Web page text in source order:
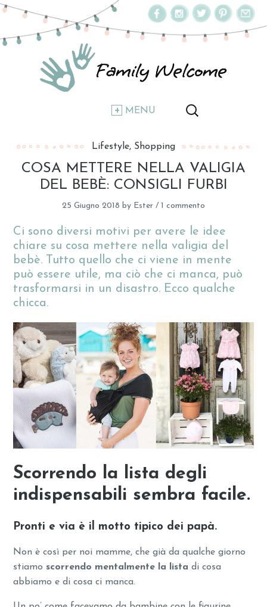
MENU
Lifestyle Shopping
COSA METTERE NELLA VALIGIA
DEL BEBÈ: CONSIGLI FURBI
25 Giugno 2018 by Ester / 1 commento
Ci sono diversi motivi per avere le idee
chiare su cosa mettere nella valigia del
bebè. Tutto quello che ci viene in mente
può essere utile, ma ciò che ci manca, può
trasformarsi in un disastro. Ecco qualche
chicca.
Scorrendo la lista degli
indispensabili sembra facile.
Pronti e via è il motto tipico dei papà.
Non è così per noi mamme, che già da qualche giorno
stiamo scorrendo mentalmente la lista di cosa
abbiamo e di cosa ci manca.